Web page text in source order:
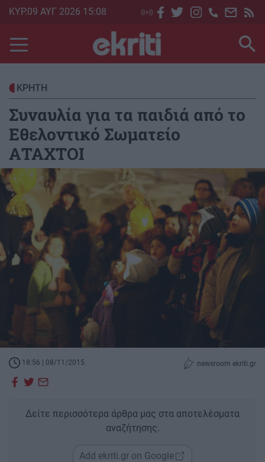
Skip
main
content
ΚΥΡ.09 ΑΥΓ 2026 15:08
ΚΡΗΤΗ
Συναυλία για τα παιδιά από το
Εθελοντικό Σωματείο
ΑΤΑΧΤΟΙ
18:56 | 08/11/2015 newsroom ekriti.gr
Δείτε περισσότερα άρθρα μας στα αποτελέσματα
αναζήτησης.
Add ekriti.gr on Google